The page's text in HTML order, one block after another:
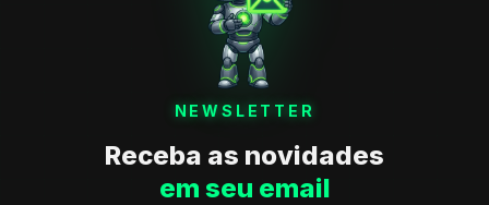
NEWSLETTER
Receba as novidades
em seu email